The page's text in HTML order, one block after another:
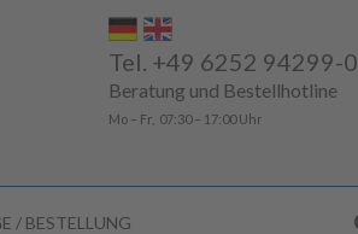
Tel. +49 6252 94299-0
Beratung und Bestellhotline
Mo – Fr, 07:30 – 17:00 Uhr
/ BESTELLUNG